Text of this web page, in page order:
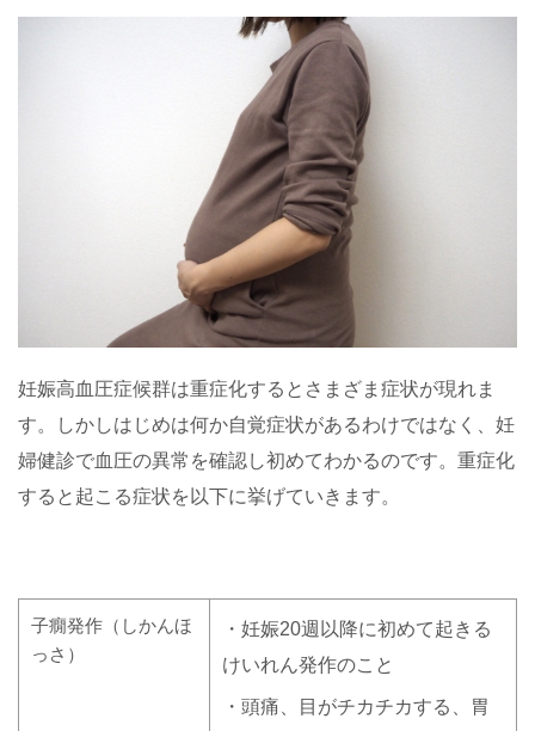
妊娠高血圧症候群は重症化するとさまざま症状が現れま
す。しかしはじめは何か自覚症状があるわけではなく、妊
婦健診で血圧の異常を確認し初めてわかるのです。重症化
すると起こる症状を以下に挙げていきます。
子癇発作（しかんほ
っさ）
・妊娠20週以降に初めて起きる
けいれん発作のこと
・頭痛、目がチカチカする、胃